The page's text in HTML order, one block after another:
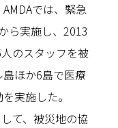
では、緊急
ら実施し、2013
のスタッフを被
ほか6島で医療
実施した。
て、被災地の協